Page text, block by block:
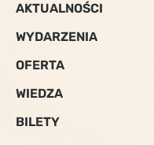
AKTUALNOŚCI
WYDARZENIA
OFERTA
WIEDZA
BILETY